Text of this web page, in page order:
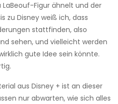
Figur ähnelt und der
zu Disney weiß ich, dass
stattfinden, also
sehen, und vielleicht werden
gute Idee sein könnte.
aus Disney + ist an dieser
nur abwarten, wie sich alles